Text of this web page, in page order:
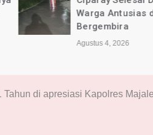
dan
Tahun di apresiasi Kapolres